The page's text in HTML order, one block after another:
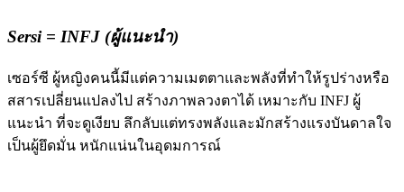
Sersi = INFJ (ผู้แนะนำ)
เซอร์ซี ผู้หญิงคนนี้มีแต่ความเมตตาและพลังที่ทำให้รูปร่างหรือ
สสารเปลี่ยนแปลงไป สร้างภาพลวงตาได้ เหมาะกับ INFJ ผู้
แนะนำ ที่จะดูเงียบ ลึกลับแต่ทรงพลังและมักสร้างแรงบันดาลใจ
เป็นผู้ยึดมั่น หนักแน่นในอุดมการณ์